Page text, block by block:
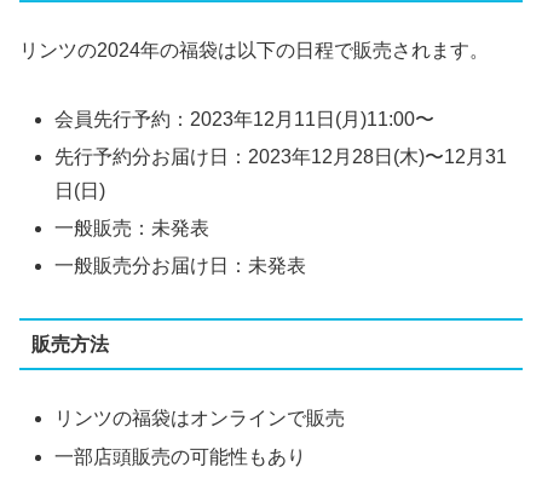
リンツの2024年の福袋は以下の日程で販売されます。
会員先行予約：2023年12月11日(月)11:00〜
先行予約分お届け日：2023年12月28日(木)〜12月31
日(日)
一般販売：未発表
一般販売分お届け日：未発表
販売方法
リンツの福袋はオンラインで販売
一部店頭販売の可能性もあり